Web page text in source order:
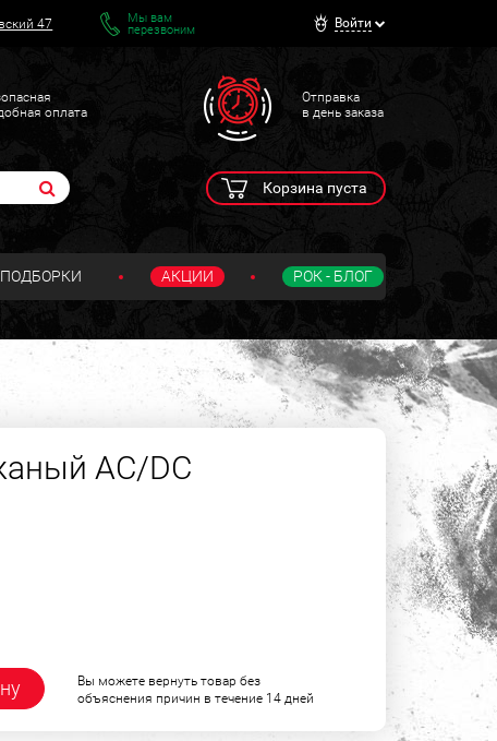
47
Мы вам
перезвоним
Войти
оплата
Отправка
в день заказа
Корзина пуста
ПОДБОРКИ АКЦИИ РОК - БЛОГ
AC/DC
Вы можете вернуть товар без
объяснения причин в течение 14 дней